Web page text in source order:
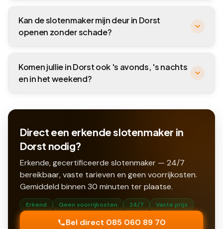
Kan de slotenmaker mijn deur in Dorst
openen zonder schade?
Komen jullie in Dorst ook 's avonds, 's nachts
en in het weekend?
Direct een erkende slotenmaker in
Dorst nodig?
Erkende, gecertificeerde slotenmaker — 24/7
bereikbaar, vaste tarieven en geen voorrijkosten.
Gemiddeld binnen 30 minuten ter plaatse.
Erkend Geen voorrijkosten 24/7 Vaste prijs
Bel direct 085 060 89 70